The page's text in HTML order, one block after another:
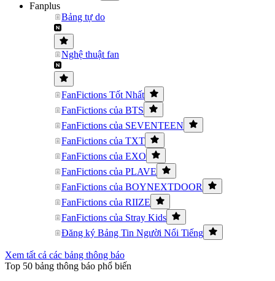
Fanplus
Bảng tự do
Nghệ thuật fan
FanFictions Tốt Nhất
FanFictions của BTS
FanFictions của SEVENTEEN
FanFictions của TXT
FanFictions của EXO
FanFictions của PLAVE
FanFictions của BOYNEXTDOOR
FanFictions của RIIZE
FanFictions của Stray Kids
Đăng ký Bảng Tin Người Nổi Tiếng
Xem tất cả các bảng thông báo
Top 50 bảng thông báo phổ biến